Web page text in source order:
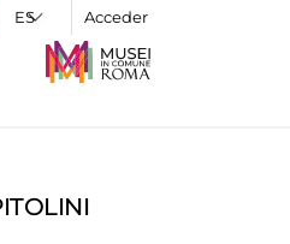
Acceder